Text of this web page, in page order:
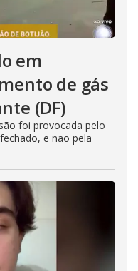
em
de gás
(DF)
foi provocada pelo
e não pela